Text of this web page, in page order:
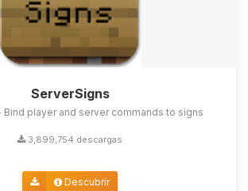
ServerSigns
Bind player and server commands to signs
3,899,754 descargas
Descubrir